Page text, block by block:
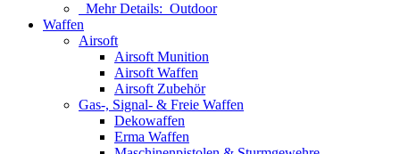
Mehr Details: Outdoor
Waffen
Airsoft
Airsoft Munition
Airsoft Waffen
Airsoft Zubehör
Gas-, Signal- & Freie Waffen
Dekowaffen
Erma Waffen